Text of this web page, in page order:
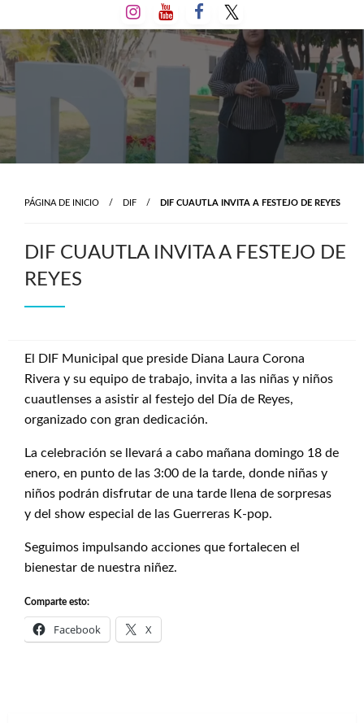
al
contenido
PÁGINA DE INICIO DIF DIF CUAUTLA INVITA A FESTEJO DE REYES
DIF CUAUTLA INVITA A FESTEJO DE
REYES
El DIF Municipal que preside Diana Laura Corona
Rivera y su equipo de trabajo, invita a las niñas y niños
cuautlenses a asistir al festejo del Día de Reyes,
organizado con gran dedicación.
La celebración se llevará a cabo mañana domingo 18 de
enero, en punto de las 3:00 de la tarde, donde niñas y
niños podrán disfrutar de una tarde llena de sorpresas
y del show especial de las Guerreras K-pop.
Seguimos impulsando acciones que fortalecen el
bienestar de nuestra niñez.
Comparte esto:
Facebook X